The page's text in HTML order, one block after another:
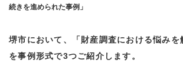
続きを進められた事例」
堺市において、「財産調査における悩み
を事例形式で3つご紹介します。